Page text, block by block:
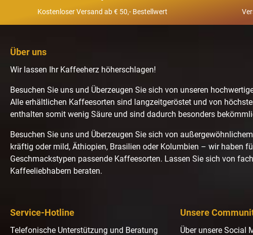
Kostenloser Versand ab € 50,- Bestellwert
Über uns
Wir lassen Ihr Kaffeeherz höherschlagen!
Besuchen Sie uns und Überzeugen Sie sich von unseren
Alle erhältlichen Kaffeesorten sind langzeitgeröstet und von
enthalten somit wenig Säure und sind dadurch besonders
Besuchen Sie uns und Überzeugen Sie sich von
kräftig oder mild, Äthiopien, Brasilien oder Kolumbien – wir haben
Geschmackstypen passende Kaffeesorten. Lassen Sie sich von
Kaffeeliebhabern beraten.
Service-Hotline
Telefonische Unterstützung und Beratung
Unsere
Über unsere Social